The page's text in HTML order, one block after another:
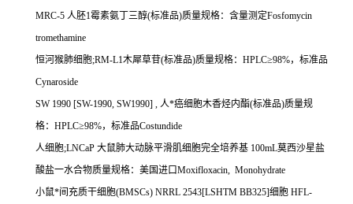
MRC-5 人胚1霉素氨丁三醇(标准品)质量规格：含量测定Fosfomycin
tromethamine
恒河猴肺细胞;RM-L1木犀草苷(标准品)质量规格： HPLC≥98%，标准品
Cynaroside
SW 1990 [SW-1990, SW1990] , 人*癌细胞木香烃内酯(标准品)质量规
格： HPLC≥98%，标准品Costundide
人细胞;LNCaP 大鼠肺大动脉平滑肌细胞完全培养基 100mL莫西沙星盐
酸盐一水合物质量规格：美国进口Moxifloxacin, Monohydrate
小鼠*间充质干细胞(BMSCs) NRRL 2543[LSHTM BB325]细胞 HFL-